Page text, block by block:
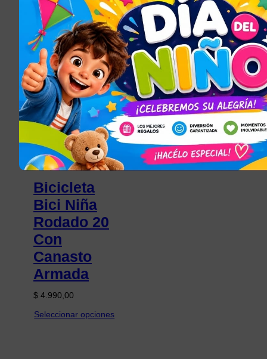
Inflador
$1.225,50
Añadir al carrito
JUGUETES PARA
NIÑOS Y NIÑAS ,
TODOS LOS
ARTÍCULOS
Bicicleta
Bici Niña
Rodado 20
Con
Canasto
Armada
$ 4.990,00
Seleccionar opciones